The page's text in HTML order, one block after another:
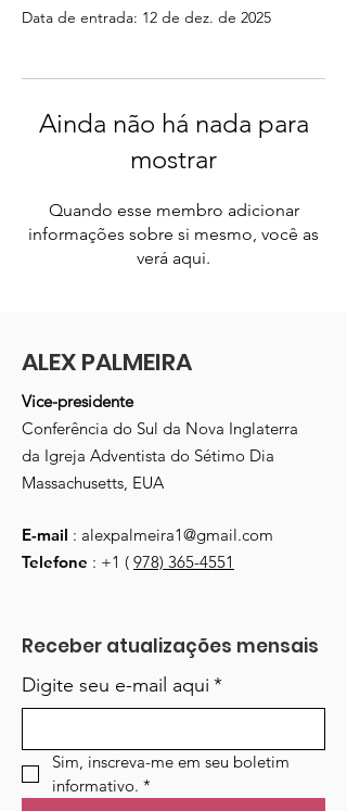
Data de entrada: 12 de dez. de 2025
Ainda não há nada para
mostrar
Quando esse membro adicionar
informações sobre si mesmo, você as
verá aqui.
ALEX PALMEIRA
Vice-presidente
Conferência do Sul da Nova Inglaterra
da Igreja Adventista do Sétimo Dia
Massachusetts, EUA
E-mail : alexpalmeira1@gmail.com
Telefone : +1 ( 978) 365-4551
Receber atualizações mensais
Digite seu e-mail aqui *
Sim, inscreva-me em seu boletim
informativo. *